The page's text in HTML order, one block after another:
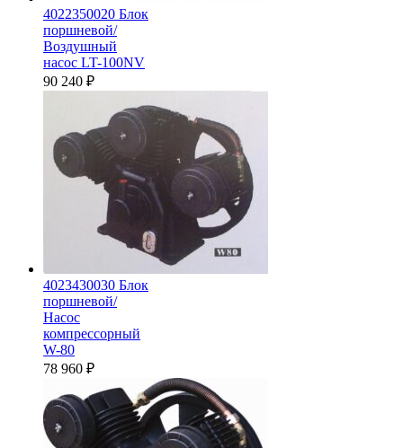
4022350020 Блок
поршневой/
Воздушный
насос LT-100NV
90 240 ₽
4023430030 Блок
поршневой/
Насос
компрессорный
W-80
78 960 ₽